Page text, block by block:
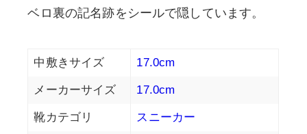
ベロ裏の記名跡をシールで隠しています。
中敷きサイズ 17.0cm
メーカーサイズ 17.0cm
靴カテゴリ スニーカー